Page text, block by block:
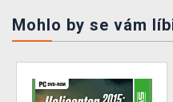
Mohlo by se vám